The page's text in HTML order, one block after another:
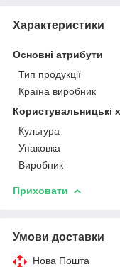
Характеристики
Основні атрибути
Тип продукції
Країна виробник
Користувальницькі
Культура
Упаковка
Виробник
Приховати
Умови доставки
Нова Пошта